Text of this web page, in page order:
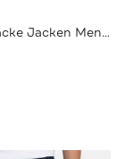
Funktionsjacke Jacken Men's Loamer Air Jacket II deep pond